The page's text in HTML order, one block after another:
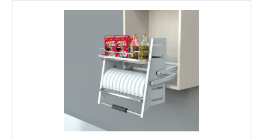
Ver producto